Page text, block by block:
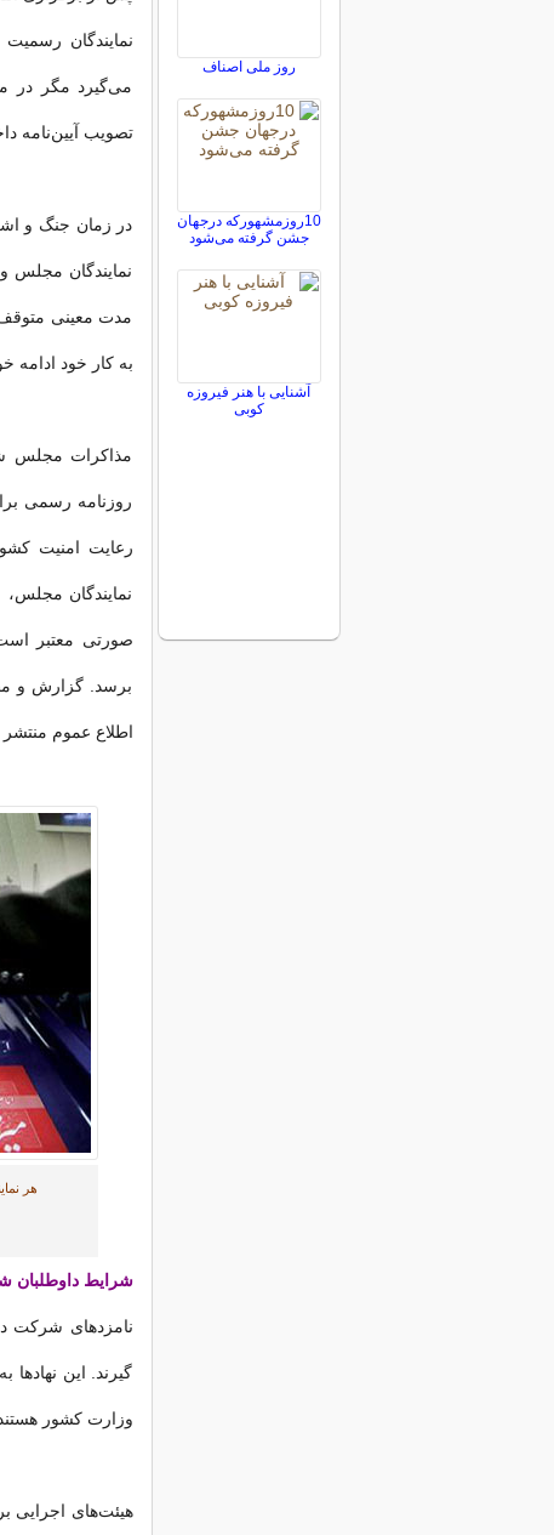
نمایندگان
می‌گیرد مگر در
تصویب آیین‌نامه
در زمان جنگ و
نمایندگان مجلس
مدت معینی
به کار خود ادامه
مذاکرات مجلس
روزنامه رسمی
رعایت امنیت
نمایندگان
صورتی معتبر
برسد. گزارش و
اطلاع عموم منتشر
هر
شرایط داوطلبان
نامزدهای شرکت
گیرند. این
وزارت کشور
هیئت‌های
روز ملی اصناف
10روزمشهورکه درجهان
جشن گرفته می‌شود
آشنایی با هنر فیروزه
کوبی